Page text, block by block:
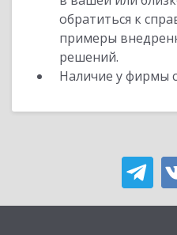
обратиться к
примеры
решений.
Наличие у фирмы